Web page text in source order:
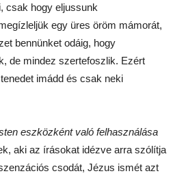
csak hogy eljussunk
egy üres öröm mámorát,
bennünket odáig, hogy
de mindez szertefoszlik. Ezért
imádd és csak neki
eszközként való felhasználása
aki az írásokat idézve arra szólítja
csodát, Jézus ismét azt